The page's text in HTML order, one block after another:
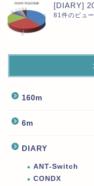
[DIARY]
81件のビュー
160m
6m
DIARY
ANT-Switch
CONDX